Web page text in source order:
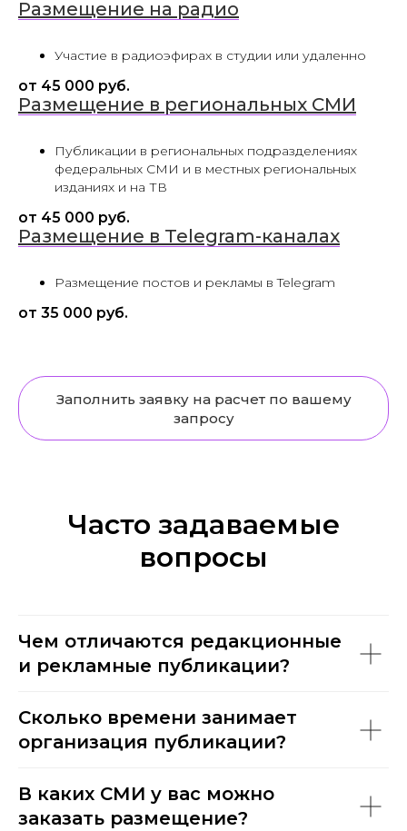
Размещение на радио
Участие в радиоэфирах в студии или удаленно
от 45 000 руб.
Размещение в региональных СМИ
Публикации в региональных подразделениях
федеральных СМИ и в местных региональных
изданиях и на ТВ
от 45 000 руб.
Размещение в Telegram-каналах
Размещение постов и рекламы в Telegram
от 35 000 руб.
Заполнить заявку на расчет по вашему
запросу
Часто задаваемые
вопросы
Чем отличаются редакционные
и рекламные публикации?
Сколько времени занимает
организация публикации?
В каких СМИ у вас можно
заказать размещение?